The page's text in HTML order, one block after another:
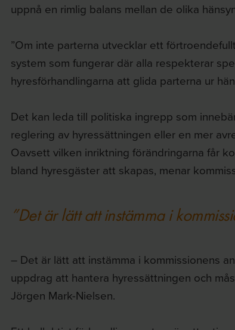
uppnå en rimlig balans mellan de olika
”Om inte parterna utvecklar ett
system som fungerar där alla respekterar
hyresförhandlingarna att glida parterna ur
Det kan leda till politiska ingrepp som
reglering av hyressättningen eller en mer
Oavsett vilken inriktning förändringarna får
bland hyresgäster att skapas, menar
”Det är lätt att instämma i
– Det är lätt att instämma i kommissionens
uppdrag att hantera hyressättningen och
Jörgen Mark-Nielsen.